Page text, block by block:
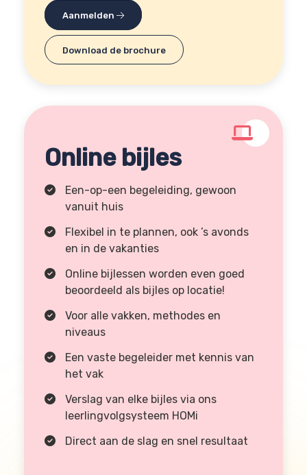
Aanmelden
Download de brochure
Online bijles
Een-op-een begeleiding, gewoon
vanuit huis
Flexibel in te plannen, ook ’s avonds
en in de vakanties
Online bijlessen worden even goed
beoordeeld als bijles op locatie!
Voor alle vakken, methodes en
niveaus
Een vaste begeleider met kennis van
het vak
Verslag van elke bijles via ons
leerlingvolgsysteem HOMi
Direct aan de slag en snel resultaat